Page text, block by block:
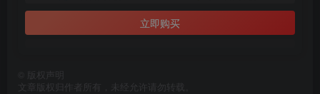
立即购买
版权声明
文章版权归作者所有，未经允许请勿转载。